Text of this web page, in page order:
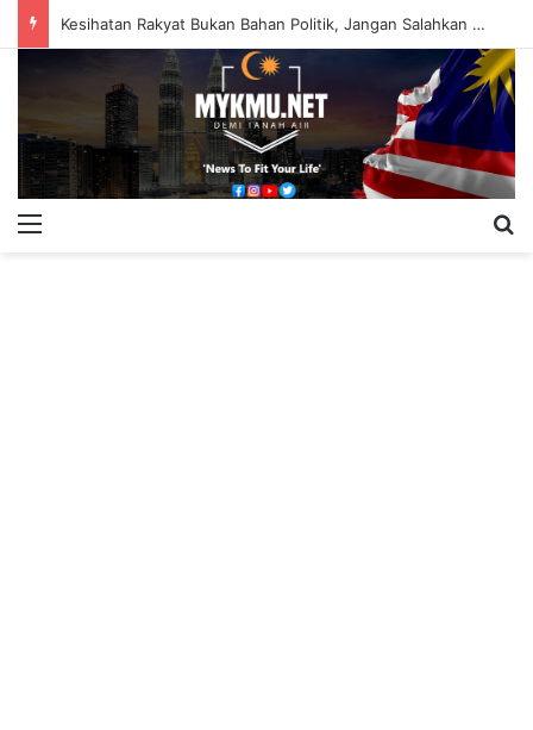
Kesihatan Rakyat Bukan Bahan Politik, Jangan Salahkan Onn Hafiz – Haslinda Salleh